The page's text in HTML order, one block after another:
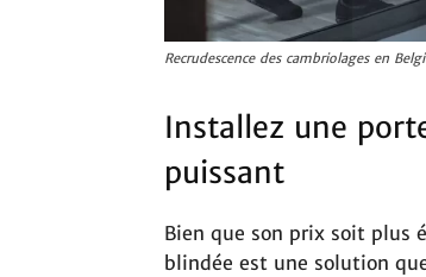
Recrudescence des cambriolages en
Installez une
puissant
Bien que son prix soit plus
blindée est une solution